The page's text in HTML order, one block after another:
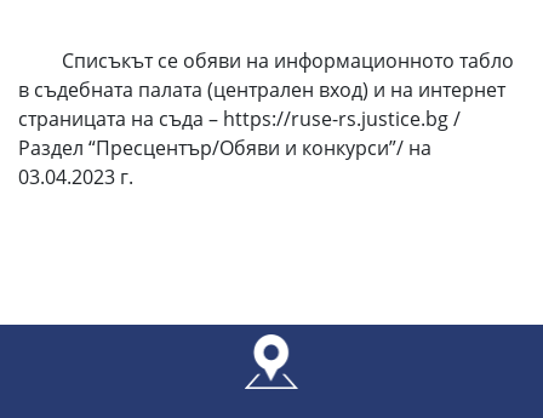
Списъкът се обяви на информационното табло
в съдебната палата (централен вход) и на интернет
страницата на съда – https://ruse-rs.justice.bg /
Раздел “Пресцентър/Обяви и конкурси”/ на
03.04.2023 г.